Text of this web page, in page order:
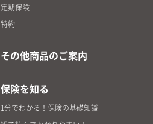
定期保険
特約
その他商品のご案内
保険を知る
1分でわかる！保険の基礎知識